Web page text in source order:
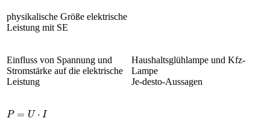
physikalische Größe elektrische
Leistung mit SE
Einfluss von Spannung und
Stromstärke auf die elektrische
Leistung
Haushaltsglühlampe und Kfz-
Lampe
Je-desto-Aussagen
P= ·I